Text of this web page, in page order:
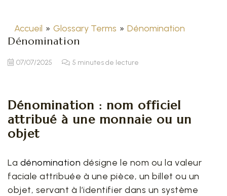
Accueil » Glossary Terms » Dénomination
Dénomination
07/07/2025 5 minutes de lecture
Dénomination : nom officiel
attribué à une monnaie ou un
objet
La dénomination désigne le nom ou la valeur
faciale attribuée à une pièce, un billet ou un
objet, servant à l’identifier dans un système